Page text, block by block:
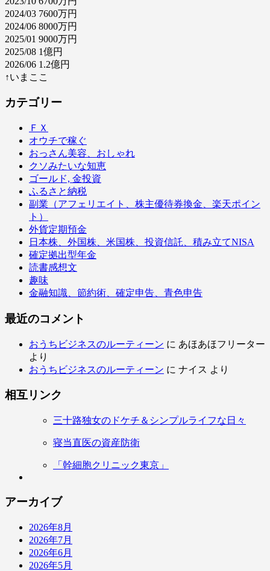
2024/03 7600万円
2024/06 8000万円
2025/01 9000万円
2025/08 1億円
2026/06 1.2億円
↑いまここ
カテゴリー
ＦＸ
オウチで稼ぐ
おっさん美容、おしゃれ
クソみたいな知恵
ゴールド, 金投資
ふるさと納税
副業（アフェリエイト、株主優待券換金、楽天ポイン
ト）
外貨定期預金
日本株、外国株、米国株、投資信託、積み立てNISA
確定拠出型年金
読書感想文
趣味
金融知識、節約術、確定申告、青色申告
最近のコメント
おうちビジネスのルーティーン に あほあほフリーター
より
おうちビジネスのルーティーン に ナイス より
相互リンク
三十路独女のドケチ＆シンプルライフな日々
寝当直医の資産防衛
「幹細胞クリニック東京」
アーカイブ
2026年8月
2026年7月
2026年6月
2026年5月